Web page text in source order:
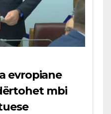
evropiane
mbi